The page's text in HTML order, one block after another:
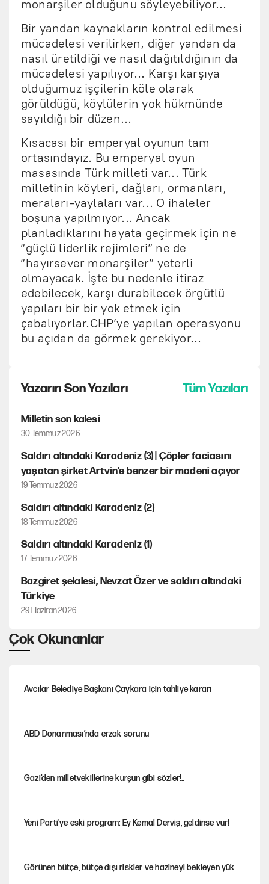
monarşiler olduğunu söyleyebiliyor...
Bir yandan kaynakların kontrol edilmesi
mücadelesi verilirken, diğer yandan da
nasıl üretildiği ve nasıl dağıtıldığının da
mücadelesi yapılıyor... Karşı karşıya
olduğumuz işçilerin köle olarak
görüldüğü, köylülerin yok hükmünde
sayıldığı bir düzen...
Kısacası bir emperyal oyunun tam
ortasındayız. Bu emperyal oyun
masasında Türk milleti var... Türk
milletinin köyleri, dağları, ormanları,
meraları-yaylaları var... O ihaleler
boşuna yapılmıyor... Ancak
planladıklarını hayata geçirmek için ne
“güçlü liderlik rejimleri” ne de
“hayırsever monarşiler” yeterli
olmayacak. İşte bu nedenle itiraz
edebilecek, karşı durabilecek örgütlü
yapıları bir bir yok etmek için
çabalıyorlar.CHP’ye yapılan operasyonu
bu açıdan da görmek gerekiyor...
Çok Okunanlar
Avcılar Belediye Başkanı Çaykara için tahliye kararı
ABD Donanması’nda erzak sorunu
Gazi’den milletvekillerine kurşun gibi sözler!..
Yeni Parti'ye eski program: Ey Kemal Derviş, geldinse vur!
Görünen bütçe, bütçe dışı riskler ve hazineyi bekleyen yük
Yazarın Son Yazıları Tüm Yazıları
Milletin son kalesi
30 Temmuz 2026
Saldırı altındaki Karadeniz (3) | Çöpler faciasını
yaşatan şirket Artvin'e benzer bir madeni açıyor
19 Temmuz 2026
Saldırı altındaki Karadeniz (2)
18 Temmuz 2026
Saldırı altındaki Karadeniz (1)
17 Temmuz 2026
Bazgiret şelalesi, Nevzat Özer ve saldırı altındaki
Türkiye
29 Haziran 2026